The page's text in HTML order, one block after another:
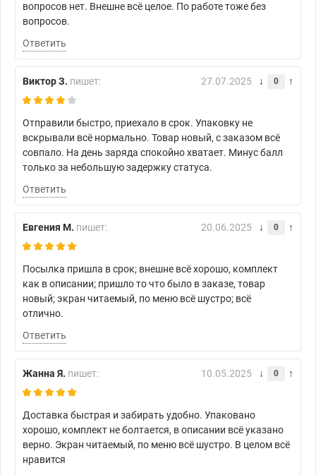
вопросов нет. Внешне всё целое. По работе тоже без
вопросов.
Ответить
Виктор З. пишет: 27.07.2025 0
Отправили быстро, приехало в срок. Упаковку не
вскрывали всё нормально. Товар новый, с заказом всё
совпало. На день заряда спокойно хватает. Минус балл
только за небольшую задержку статуса.
Ответить
Евгения М. пишет: 20.06.2025 0
Посылка пришла в срок; внешне всё хорошо, комплект
как в описании; пришло то что было в заказе, товар
новый; экран читаемый, по меню всё шустро; всё
отлично.
Ответить
Жанна Я. пишет: 10.05.2025 0
Доставка быстрая и забирать удобно. Упаковано
хорошо, комплект не болтается, в описании всё указано
верно. Экран читаемый, по меню всё шустро. В целом всё
нравится